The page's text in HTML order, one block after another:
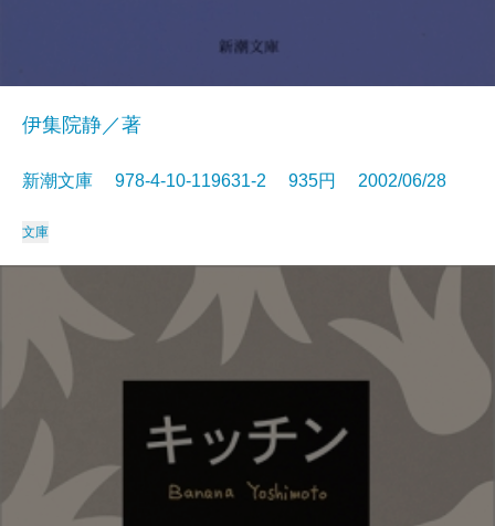
伊集院静／著
新潮文庫 978-4-10-119631-2 935円 2002/06/28
文庫